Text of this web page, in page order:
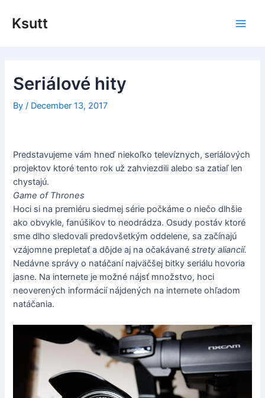
Ksutt
Seriálové hity
By/ December 13, 2017
Predstavujeme vám hneď niekoľko televíznych, seriálových
projektov ktoré tento rok už zahviezdili alebo sa zatiaľ len
chystajú.
Game of Thrones
Hoci si na premiéru siedmej série počkáme o niečo dlhšie
ako obvykle, fanúšikov to neodrádza. Osudy postáv ktoré
sme dlho sledovali predovšetkým oddelene, sa začínajú
vzájomne prepletať a dôjde aj na očakávanéstrety aliancií.
Nedávne správy o natáčaní najväčšej bitky seriálu hovoria
jasne. Na internete je možné nájsť množstvo, hoci
neoverených informácií nájdených na internete ohľadom
natáčania.